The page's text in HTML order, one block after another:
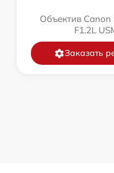
Объектив Canon
F1.2L
Заказать